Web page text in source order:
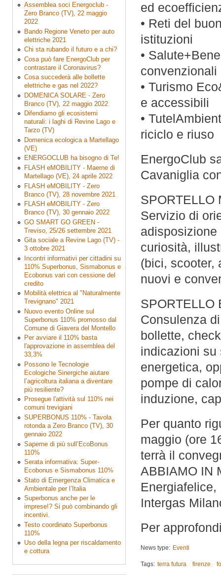
Assemblea soci Energoclub -
Zero Branco (TV), 22 maggio
2022
Bando Regione Veneto per auto
elettriche 2021
Chi sta rubando il futuro e a chi?
Cosa può fare EnergoClub per
contrastare il Coronavirus?
Cosa succederà alle bollette
elettriche e gas nel 2022?
DOMENICA SOLARE - Zero
Branco (TV), 22 maggio 2022
Difendiamo gli ecosistemi
naturali: i laghi di Revine Lago e
Tarzo (TV)
Domenica ecologica a Martellago
(VE)
ENERGOCLUB ha bisogno di Te!
FLASH eMOBILITY - Maerne di
Martellago (VE), 24 aprile 2022
FLASH eMOBILITY - Zero
Branco (TV), 28 novembre 2021
FLASH eMOBILITY - Zero
Branco (TV), 30 gennaio 2022
GO SMART GO GREEN -
Treviso, 25/26 settembre 2021
Gita sociale a Revine Lago (TV) -
3 ottobre 2021
Incontri informativi per cittadini su
110% Superbonus, Sismabonus e
Ecobonus vari con cessione del
credito
Mobilità elettrica al "Naturalmente
Trevignano" 2021
Nuovo evento Online sul
Superbonus 110% promosso dal
Comune di Giavera del Montello
Per avviare il 110% basta
l'approvazione in assemblea del
33,3%
Possono le Tecnologie
Ecologiche Sinergiche aiutare
l’agricoltura italiana a diventare
più resiliente?
Prosegue l'attività sul 110% nei
comuni trevigiani
SUPERBONUS 110% - Tavola
rotonda a Zero Branco (TV), 30
gennaio 2022
Saperne di più sull’EcoBonus
110%
Serata informativa: Super-
Ecobonus e Sismabonus 110%
Stato di Emergenza Climatica e
Ambientale per l’Italia
Superbonus anche per le
imprese!? Si può combinando gli
incentivi.
Testo coordinato Superbonus
110%
Uso della legna per riscaldamento
e cottura
ed
• Reti del
istituzioni
•
• Turismo
e accessibili
•
riciclo e riuso
EnergoClub
Cavaniglia
SPORTELLO
Servizio di
adisposizione
curiosità,
(bici, scooter,
nuovi e
SPORTELLO
Consulenza
bollette,
indicazioni su
energetica,
pompe di
induzione,
Per quanto
maggio (ore
terrà il
ABBIAMO IN
Energiafelice,
Intergas
Per
News type: Eventi
Tags: terra futura firenze